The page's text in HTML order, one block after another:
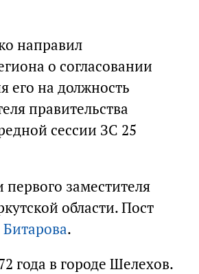
направил
о согласовании
его на должность
правительства
сессии ЗС 25
первого заместителя
области. Пост
.
года в городе Шелехов.